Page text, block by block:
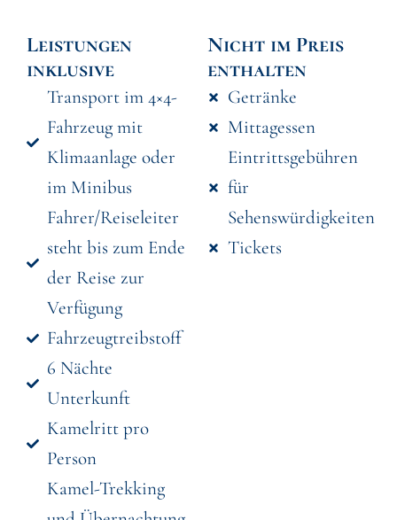
Leistungen
inklusive
Transport im 4×4-
Fahrzeug mit
Klimaanlage oder
im Minibus
Fahrer/Reiseleiter
steht bis zum Ende
der Reise zur
Verfügung
Fahrzeugtreibstoff
6 Nächte
Unterkunft
Kamelritt pro
Person
Kamel-Trekking
Nicht im Preis
enthalten
Getränke
Mittagessen
Eintrittsgebühren
für
Sehenswürdigkeiten
Tickets